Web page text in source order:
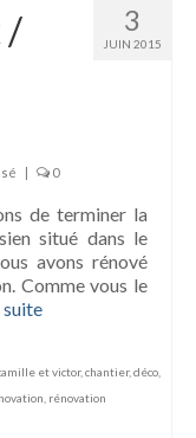
3
JUIN 2015
/
| 0
de terminer la
situé dans le
avons rénové
Comme vous le
suite­­
et victor, chantier, déco
rénovation